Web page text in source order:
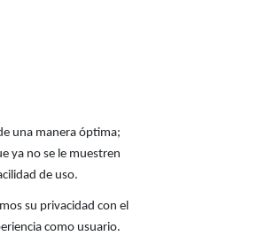
una manera óptima;
ya no se le muestren
de uso.
su privacidad con el
como usuario.